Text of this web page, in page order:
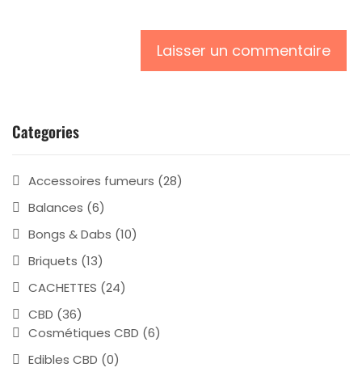
Categories
Accessoires fumeurs (28)
Balances (6)
Bongs & Dabs (10)
Briquets (13)
CACHETTES (24)
CBD (36)
Cosmétiques CBD (6)
Edibles CBD (0)